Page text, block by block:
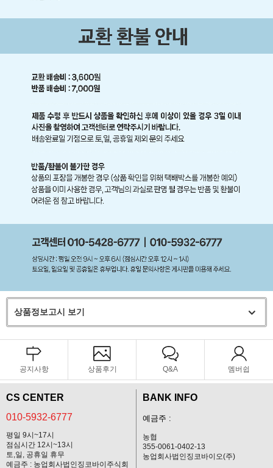
상품정보고시 보기
공지사항 상품후기 Q&A 멤버쉽
CS CENTER
010-5932-6777
평일 9시~17시
점심시간 12시~13시
토,일, 공휴일 휴무
예금주 : 농업회사법인징코바이주식회
BANK INFO
예금주 :
농협
355-0061-0402-13
농업회사법인징코바이오(주)